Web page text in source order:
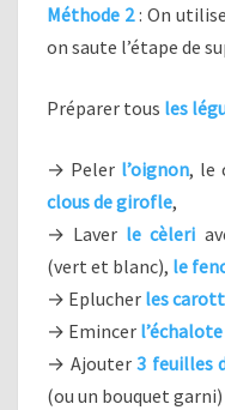
Méthode 2: On
on saute l’étape de
Préparer tous les
→ Peler l’oignon, le
clous de girofle,
→ Laver le cèleri
(vert et blanc), le
→ Eplucher les
→ Emincer l’échalote
→ Ajouter 3 feuilles
(ou un bouquet garni)